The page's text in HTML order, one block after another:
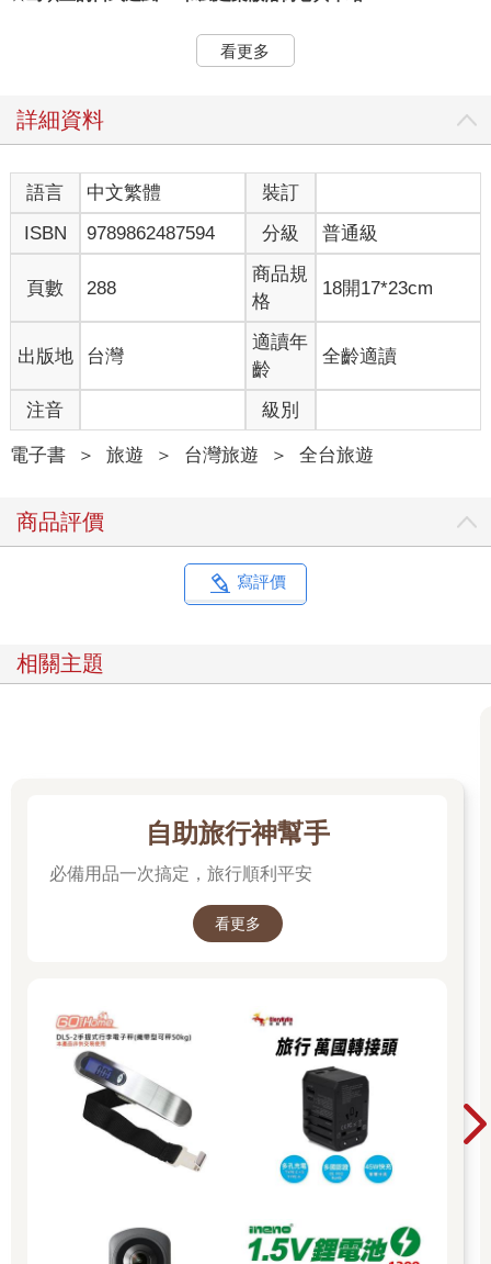
日治時期歷經三代君主，十九任台灣總督，從一八九五到一九四
五年，明治、大正、昭和，每個時期都有不同的政策與建設，也
光片羽都值得珍藏。
新運動讓日本廣受西方文化薰陶，也包括建築層面，這樣的風潮
吹到殖民地台灣，在一八九五到一九一二年的始政時期，雖有不
少的抗爭活動，但一些如醫院、銀行、車站、學校、專賣局與各
州廳官舍等陸續興建，讓台灣總督的各項政策能順利推展，其中
的重要建設當屬一九○八年通車的台灣縱貫鐵道路網。
台灣現今的行政區劃由日本州治時期沿用修改，日本時代總共歷
經八次改制，約可分為沿用清朝的縣制，後來規劃的廳制與州
制，直到一九二六年的五州三廳方才底定，分別是台北、新竹、
台中、台南、高雄五州，與花蓮港、台東、澎湖三廳。
作為市政府都市發展局和環保局辦公場所，也規劃陳列館，開放
給一般民眾參觀；台南州廳已改為台灣文學館對外開放。至於高
雄州廳，則於一九八七年完全拆撤。
連起來，各個火車站也成了建築師的表演舞台。七大經典火車站
農林發展是日治時期的重要經濟改革，台灣豐富的林相與蔗糖、
菸酒產業，促使林場、糖廠與酒廠相繼成立。林業園區包括羅
東、林田山；糖廠包括高雄橋頭，雲林虎尾、斗六，嘉義蒜頭，
台南總爺與烏樹林等等。目前除了虎尾、斗六糖廠仍在運作，其
他均已轉型為觀光糖廠，對外開放。
遺跡，讓老建築以不同的型態重新站上舞台，應屬最好的出路。
日治時期台灣興建的酒廠包括台北、台中、花蓮、嘉義、嘉義，
是文化部所屬的五大文創園區；在走出製酒產業後，包覆以古
蹟、藝文或設計等相關特色，讓眾人能在老時光裡，培養美學基
★細賞建築美學──日式建築&和洋折衷式樣
日本政府在台五十年，所有的建築式樣約可概分為兩種，一是傳
樣。前者有其固定的規格；後者種類相當多元，包含了新古典主
義、巴洛克、現代主義等，主要因為設計的建築師曾留學英國或
看更多
詳細資料
語言 中文繁體
裝訂
ISBN
9789862487594 分級 普通級
頁數 288
商品規
格
18開17*23cm
出版地 台灣
適讀年
齡
全齡適讀
注音 級別
電子書 ＞ 旅遊 ＞ 台灣旅遊 ＞ 全台旅遊
商品評價
寫評價
相關主題
自助旅行神幫手
必備用品一次搞定，旅行順利平安
看更多